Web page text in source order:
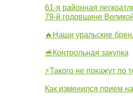
61-я районная
79-й годовщине
🔥Наши уральские
🥣Контрольная закупка
⚡Такого не покажут по
Как изменился прием